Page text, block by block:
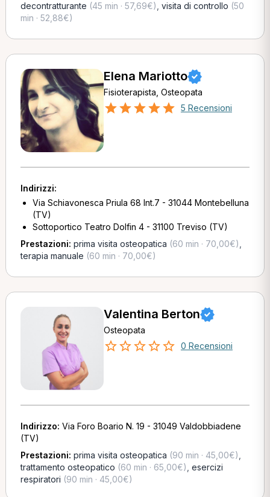
decontratturante (45 min · 57,69€) visita di controllo (50
min · 52,88€)
Elena Mariotto
Fisioterapista, Osteopata
5 Recensioni
Indirizzi:
Via Schiavonesca Priula 68 Int.7 - 31044 Montebelluna
(TV)
Sottoportico Teatro Dolfin 4 - 31100 Treviso (TV)
Prestazioni: prima visita osteopatica (60 min · 70,00€)
terapia manuale (60 min · 70,00€)
Valentina Berton
Osteopata
0 Recensioni
Indirizzo: Via Foro Boario N. 19 - 31049 Valdobbiadene
(TV)
Prestazioni: prima visita osteopatica (90 min · 45,00€)
trattamento osteopatico (60 min · 65,00€) esercizi
respiratori (90 min · 45,00€)